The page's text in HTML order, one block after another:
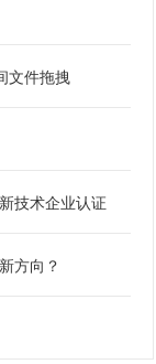
文件拖拽
技术企业认证
方向？